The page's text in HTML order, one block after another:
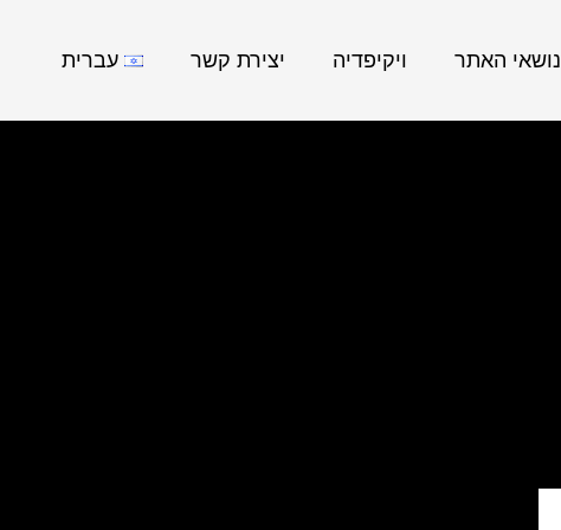
נושאי האתר ויקיפדיה יצירת קשר עברית